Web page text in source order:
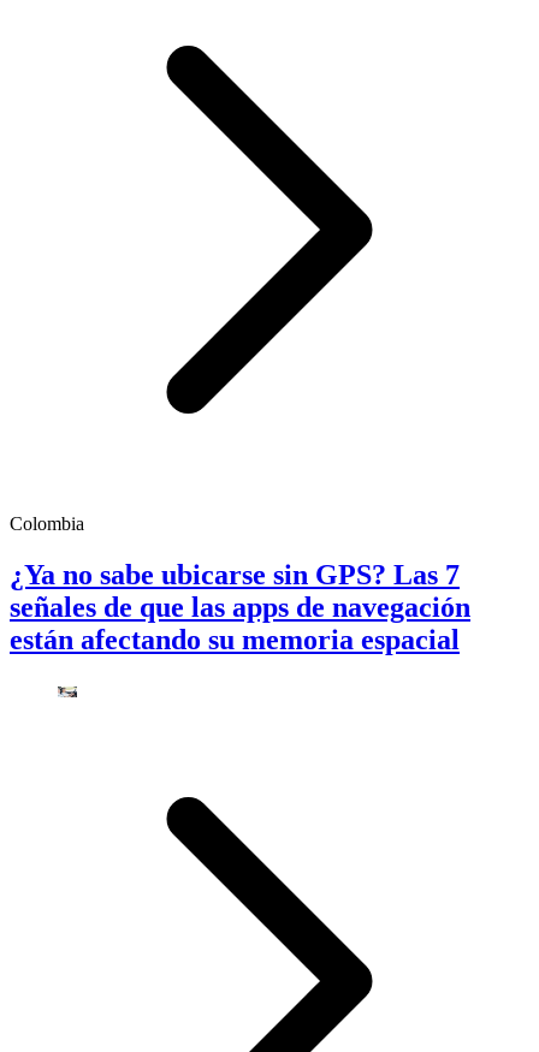
Colombia
¿Ya no sabe ubicarse sin GPS? Las 7
señales de que las apps de navegación
están afectando su memoria espacial